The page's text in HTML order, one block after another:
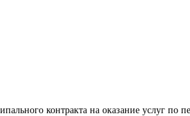
контракта на оказание услуг по